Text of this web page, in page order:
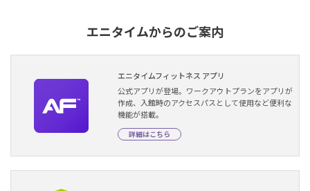
エニタイムからのご案内
エニタイムフィットネス アプリ
公式アプリが登場。ワークアウトプランをアプリが
作成、入館時のアクセスパスとして使用など便利な
機能が搭載。
詳細はこちら